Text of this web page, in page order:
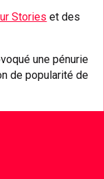
Stories et des
une pénurie
de popularité de